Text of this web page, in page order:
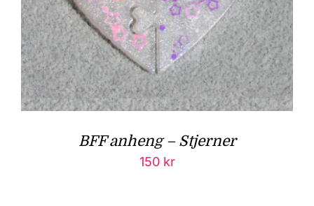
BFF anheng – Stjerner
150 kr